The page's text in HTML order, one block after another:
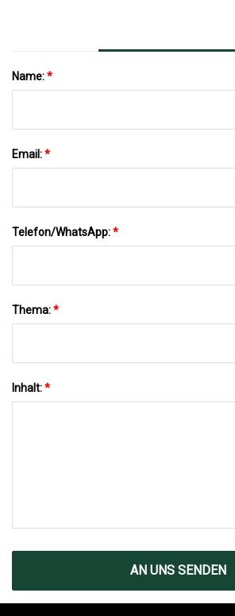
Name:*
Email:*
Telefon/WhatsApp:*
Thema:*
Inhalt:*
AN UNS SENDEN